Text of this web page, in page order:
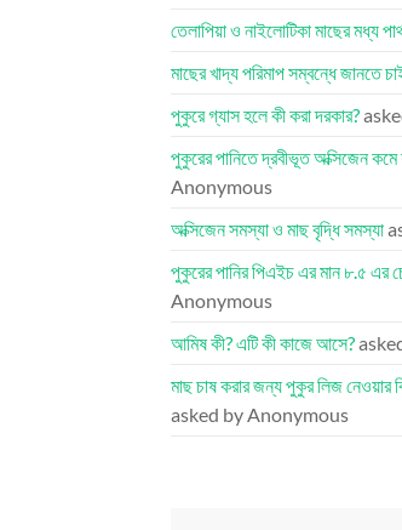
তেলাপিয়া ও নাইলোটিকা মাছের মধ্য
মাছের খাদ্য পরিমাপ সম্বন্ধে জানতে
পুকুরে গ্যাস হলে কী করা দরকার?
পুকুরের পানিতে দ্রবীভূত অক্সিজেন কমে
Anonymous
অক্সিজেন সমস্যা ও মাছ বৃদ্ধি সমস্যা
পুকুরের পানির পিএইচ এর মান ৮.৫ এর
Anonymous
আমিষ কী? এটি কী কাজে আসে?
মাছ চাষ করার জন্য পুকুর লিজ নেওয়ার
asked by Anonymous